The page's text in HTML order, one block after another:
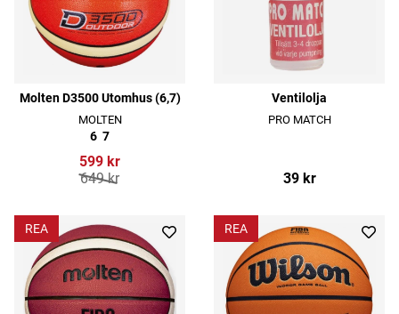
Molten D3500 Utomhus (6,7)
MOLTEN
6 7
599 kr
649 kr
Ventilolja
PRO MATCH
39 kr
REA REA